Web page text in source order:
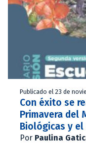
Publicado el 23 de
Con éxito se
Primavera del
Biológicas y el
Por Paulina